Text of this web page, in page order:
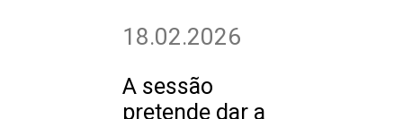
18.02.2026
A sessão
pretende dar a